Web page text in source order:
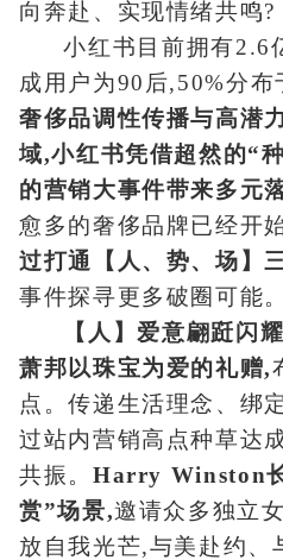
向奔赴、实现情绪共鸣?
小红书目前拥有2.6
成用户为90后,50%分
奢侈品调性传播与高潜
域,小红书凭借超然的“
的营销大事件带来多元
愈多的奢侈品牌已经开
过打通【人、势、场】
事件探寻更多破圈可能。
【人】爱意翩跹闪
萧邦以珠宝为爱的礼赠,
点。传递生活理念、绑
过站内营销高点种草达
共振。 Harry Winston
赏”场景,邀请众多独立
放自我光芒,与美赴约、